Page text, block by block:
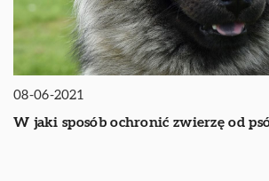
08-06-2021
W jaki sposób ochronić zwierzę od